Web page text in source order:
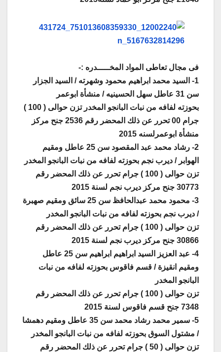
فى مجال تعاطى المواد المخـــــدره :-
1- السيد محمد ابراهيم محمود وشهرته / السيد الجزار
سن 31 عاطل سهل الحسينيه / منشأة ابوعمر
بحوزته لفافه من نبات البانجو المخدر تزن حوالى ( 100 )
جرام 00 تحرر عن ذلك المحضر رقم 2536 جنح مركز
منشأة ابوعمرلسنه 2015
2- رشاد محمد عبد المقصود سن 25 عاطل ومقيم
الهوابر / ديرب نجم بحوزته لفافه من نبات البانجو المخدر
تزن حوالى ( 100 ) جرام تحرر عن ذلك المحضر رقم
30773 جنح مركز ديرب نجم لسنة 2015
3- محمود محمد عبدالحافظ سن 25 سائق ومقيم صهبرة
/ ديرب نجم بحوزته لفافه من نبات البانجو المخدر
تزن حوالى ( 100 ) جرام تحرر عن ذلك المحضر رقم
30866 جنح مركز ديرب نجم لسنة 2015
4- عبد العزيز السيد ابراهيم ابراهيم سن 25 عاطل
ومقيم انقيزة / قسم فاقوس بحوزته لفافه من نبات
البانجو المخدر
تزن حوالى ( 100 ) جرام تحرر عن ذلك المحضر رقم
7348 جنح قسم فاقوس لسنة 2015
5- سمير محمد رشاد محمد سن 35 عاطل ومقيم دهمشا
/ مشتول السوق بحوزته لفافه من نبات البانجو المخدر
تزن حوالى ( 50 ) جرام تحرر عن ذلك المحضر رقم